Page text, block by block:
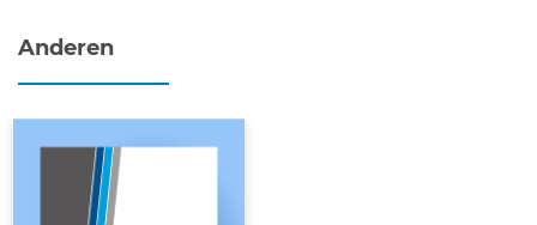
Anderen